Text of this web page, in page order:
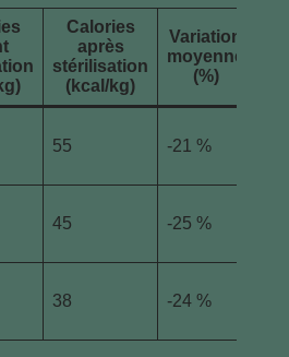
Calories
après
stérilisation
(kcal/kg)
Variation
moyenne
(%)
55 -21 %
45 -25 %
38 -24 %